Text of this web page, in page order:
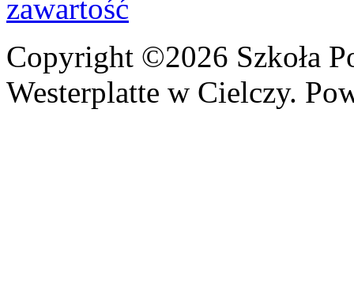
Copyright ©2026 Szkoła
Westerplatte w Cielczy.